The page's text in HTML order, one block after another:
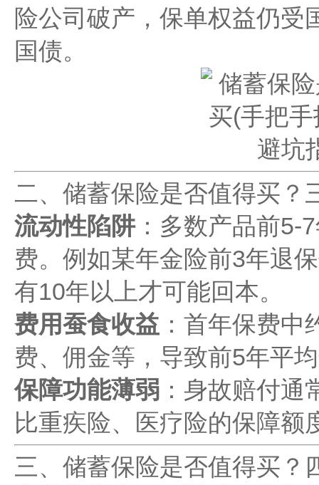
险公司破产，保单权益仍受
国债。
二、储蓄保险是否值得买？
流动性陷阱：多数产品前5-
费。例如某年金险前3年退
有10年以上才可能回本。
费用蚕食收益 ：首年保费
费、佣金等，导致前5年平
保障功能薄弱：身故赔付通
比重疾险、医疗险的保障额
三、储蓄保险是否值得买？